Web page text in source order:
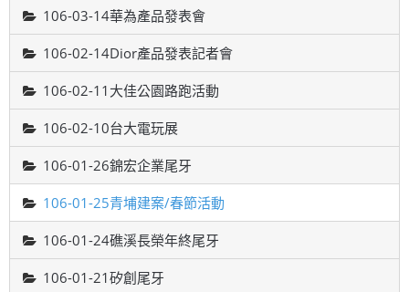
106-03-14華為產品發表會
106-02-14Dior產品發表記者會
106-02-11大佳公園路跑活動
106-02-10台大電玩展
106-01-26錦宏企業尾牙
106-01-25青埔建案/春節活動
106-01-24礁溪長榮年終尾牙
106-01-21矽創尾牙